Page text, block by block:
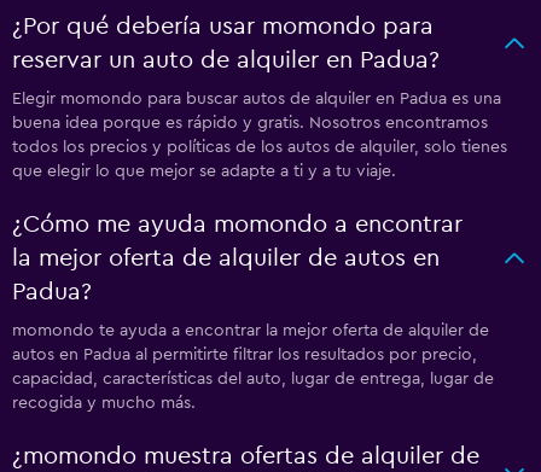
¿Por qué debería usar momondo para
reservar un auto de alquiler en Padua?
Elegir momondo para buscar autos de alquiler en Padua es una
buena idea porque es rápido y gratis. Nosotros encontramos
todos los precios y políticas de los autos de alquiler, solo tienes
que elegir lo que mejor se adapte a ti y a tu viaje.
¿Cómo me ayuda momondo a encontrar
la mejor oferta de alquiler de autos en
Padua?
momondo te ayuda a encontrar la mejor oferta de alquiler de
autos en Padua al permitirte filtrar los resultados por precio,
capacidad, características del auto, lugar de entrega, lugar de
recogida y mucho más.
¿momondo muestra ofertas de alquiler de